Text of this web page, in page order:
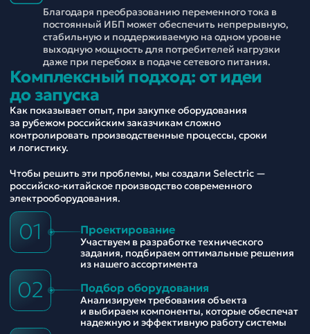
Благодаря преобразованию переменного тока в
постоянный ИБП может обеспечить непрерывную,
стабильную и поддерживаемую на одном уровне
выходную мощность для потребителей нагрузки
даже при перебоях в подаче сетевого питания.
Комплексный подход: от идеи
до запуска
Как показывает опыт, при закупке оборудования
за рубежом российским заказчикам сложно
контролировать производственные процессы, сроки
и логистику.
Чтобы решить эти проблемы, мы создали Selectric —
российско-китайское производство современного
электрооборудования.
01 Проектирование
Участвуем в разработке технического
задания, подбираем оптимальные решения
из нашего ассортимента
02 Подбор оборудования
Анализируем требования объекта
и выбираем компоненты, которые обеспечат
надежную и эффективную работу системы